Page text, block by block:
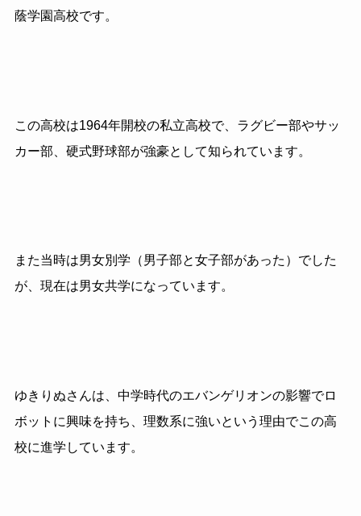
蔭学園高校です。
この高校は1964年開校の私立高校で、ラグビー部やサッ
カー部、硬式野球部が強豪として知られています。
また当時は男女別学（男子部と女子部があった）でした
が、現在は男女共学になっています。
ゆきりぬさんは、中学時代のエバンゲリオンの影響でロ
ボットに興味を持ち、理数系に強いという理由でこの高
校に進学しています。